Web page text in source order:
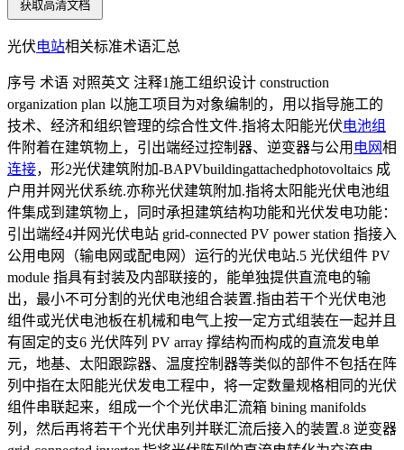
获取高清文档
光伏电站相关标准术语汇总
序号 术语 对照英文 注释1施工组织设计 construction
organization plan 以施工项目为对象编制的，用以指导施工的
技术、经济和组织管理的综合性文件.指将太阳能光伏电池组
件附着在建筑物上，引出端经过控制器、逆变器与公用 电网相
连接，形2光伏建筑附加-BAPVbuildingattachedphotovoltaics 成
户用并网光伏系统.亦称光伏建筑附加.指将太阳能光伏电池组
件集成到建筑物上，同时承担建筑结构功能和光伏发电功能：
引出端经4并网光伏电站 grid-connected PV power station 指接入
公用电网（输电网或配电网）运行的光伏电站.5 光伏组件 PV
module 指具有封装及内部联接的，能单独提供直流电的输
出，最小不可分割的光伏电池组合装置.指由若干个光伏电池
组件或光伏电池板在机械和电气上按一定方式组装在一起并且
有固定的支6 光伏阵列 PV array 撑结构而构成的直流发电单
元，地基、太阳跟踪器、温度控制器等类似的部件不包括在阵
列中指在太阳能光伏发电工程中，将一定数量规格相同的光伏
组件串联起来，组成一个个光伏串汇流箱 bining manifolds
列，然后再将若干个光伏串列并联汇流后接入的装置.8 逆变器